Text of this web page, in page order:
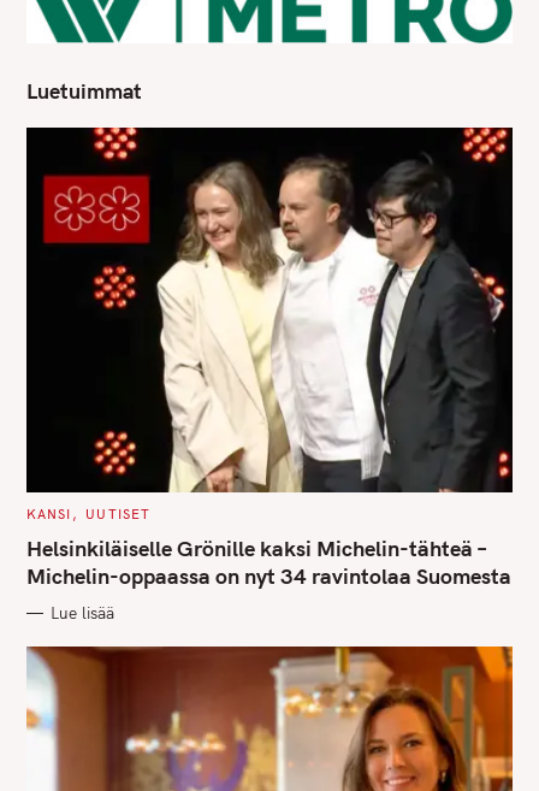
Luetuimmat
C
T
E
G
O
I
S
KANSI UUTISET
Helsinkiläiselle Grönille kaksi Michelin-tähteä –
Michelin-oppaassa on nyt 34 ravintolaa Suomesta
Lue lisää